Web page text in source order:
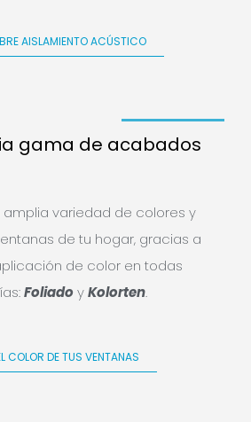
AISLAMIENTO ACÚSTICO
gama de acabados
variedad de colores y
de tu hogar, gracias a
de color en todas
FoliadoyKolorten.
COLOR DE TUS VENTANAS